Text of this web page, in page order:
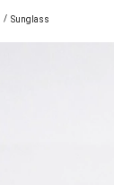
/ Sunglass